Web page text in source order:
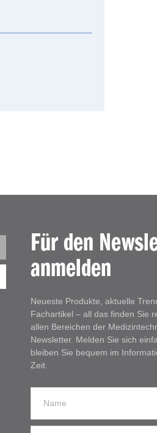
Für den
anmelden
Neueste Produkte, aktuelle
Fachartikel – all das finden Sie
allen Bereichen der
Newsletter. Melden Sie sich
bleiben Sie bequem im
Zeit.